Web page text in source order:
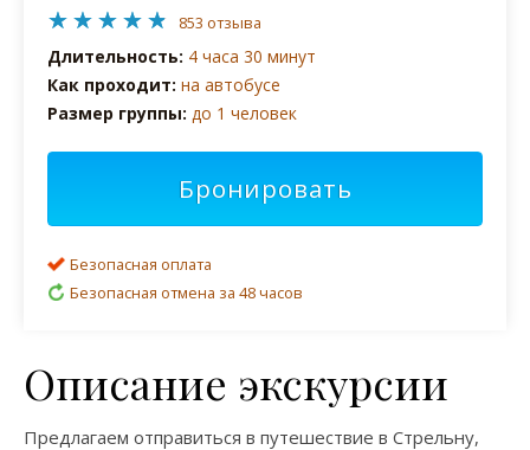
853 отзыва
Длительность: 4 часа 30 минут
Как проходит: на автобусе
Размер группы: до 1 человек
Бронировать
Безопасная оплата
Безопасная отмена за 48 часов
Описание экскурсии
Предлагаем отправиться в путешествие в Стрельну,